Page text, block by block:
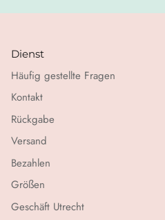
Dienst
Häufig gestellte Fragen
Kontakt
Rückgabe
Versand
Bezahlen
Größen
Geschäft Utrecht